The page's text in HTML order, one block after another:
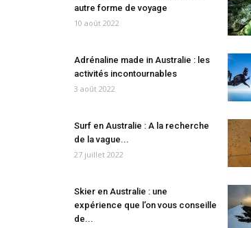
autre forme de voyage
10 août 2022
Adrénaline made in Australie : les
activités incontournables
3 août 2022
Surf en Australie : A la recherche
de la vague...
27 juillet 2022
Skier en Australie : une
expérience que l’on vous conseille
de...